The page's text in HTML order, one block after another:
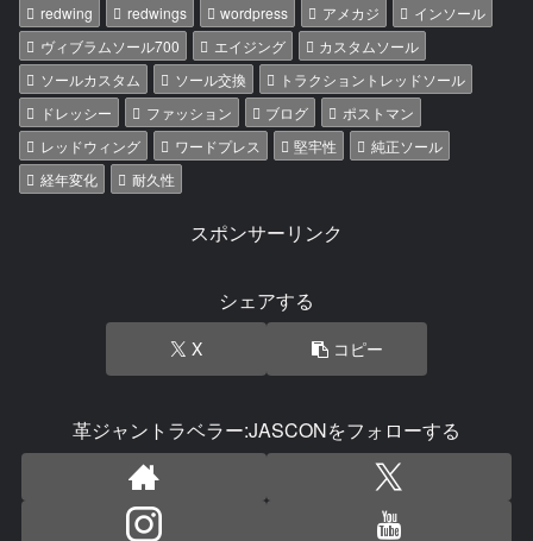
redwing
redwings wordpress アメカジ
インソール
ヴィブラムソール700
エイジング
カスタムソール
ソールカスタム
ソール交換
トラクショントレッドソール
ドレッシー
ファッション ブログ
ポストマン
レッドウィング
ワードプレス 堅牢性
純正ソール
経年変化
耐久性
スポンサーリンク
シェアする
X コピー
革ジャントラベラー:JASCONをフォローする